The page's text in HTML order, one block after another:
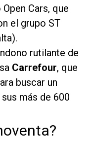
Cars, que
el grupo ST
rutilante de
Carrefour, que
buscar un
más de 600